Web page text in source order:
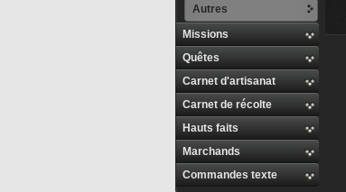
Autres
Missions
Quêtes
Carnet d'artisanat
Carnet de récolte
Hauts faits
Marchands
Commandes texte